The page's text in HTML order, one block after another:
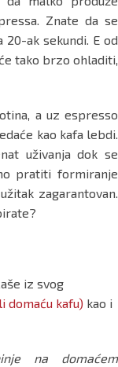
Znate da se
ak sekundi. E od
tako brzo ohladiti,
a uz espresso
kao kafa lebdi.
uživanja dok se
pratiti formiranje
zagarantovan.
iz svog
domaću kafu) kao i
na domaćem